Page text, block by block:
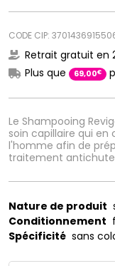
Le Shampooing
soin capillaire qui
l'homme afin de
traitement antichute
CODE CIP:
Retrait gratuit en
Plus que
69,00€
Nature de produit
Conditionnement
Spécificité sans